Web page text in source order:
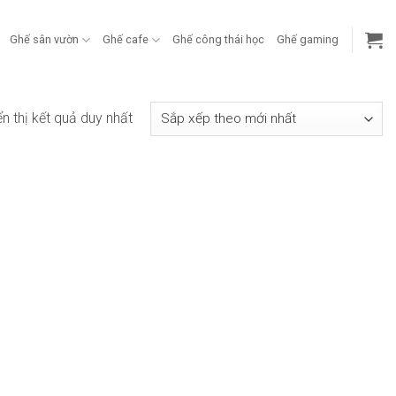
Ghế sân vườn Ghế cafe Ghế công thái học Ghế gaming
thị kết quả duy nhất